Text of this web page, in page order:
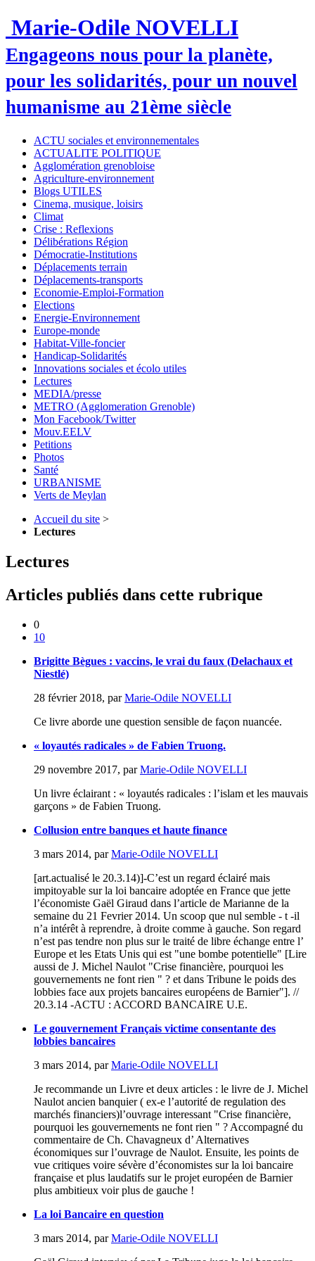
Marie-Odile NOVELLI
Engageons nous pour la planète,
pour les solidarités, pour un nouvel
humanisme au 21ème siècle
ACTU sociales et environnementales
ACTUALITE POLITIQUE
Agglomération grenobloise
Agriculture-environnement
Blogs UTILES
Cinema, musique, loisirs
Climat
Crise : Reflexions
Délibérations Région
Démocratie-Institutions
Déplacements terrain
Déplacements-transports
Economie-Emploi-Formation
Elections
Energie-Environnement
Europe-monde
Habitat-Ville-foncier
Handicap-Solidarités
Innovations sociales et écolo utiles
Lectures
MEDIA/presse
METRO (Agglomeration Grenoble)
Mon Facebook/Twitter
Mouv.EELV
Petitions
Photos
Santé
URBANISME
Verts de Meylan
Accueil du site >
Lectures
Lectures
Articles publiés dans cette rubrique
0
10
Brigitte Bègues : vaccins, le vrai du faux (Delachaux et
Niestlé)
28 février 2018, parMarie-Odile NOVELLI
Ce livre aborde une question sensible de façon nuancée.
« loyautés radicales » de Fabien Truong.
29 novembre 2017, parMarie-Odile NOVELLI
Un livre éclairant : « loyautés radicales : l’islam et les mauvais
garçons » de Fabien Truong.
Collusion entre banques et haute finance
3 mars 2014, parMarie-Odile NOVELLI
[art.actualisé le 20.3.14)]-C’est un regard éclairé mais
impitoyable sur la loi bancaire adoptée en France que jette
l’économiste Gaël Giraud dans l’article de Marianne de la
semaine du 21 Fevrier 2014. Un scoop que nul semble - t -il
n’a intérêt à reprendre, à droite comme à gauche. Son regard
n’est pas tendre non plus sur le traité de libre échange entre l’
Europe et les Etats Unis qui est "une bombe potentielle" [Lire
aussi de J. Michel Naulot "Crise financière, pourquoi les
gouvernements ne font rien " ? et dans Tribune le poids des
lobbies face aux projets bancaires européens de Barnier"]. //
20.3.14 -ACTU : ACCORD BANCAIRE U.E.
Le gouvernement Français victime consentante des
lobbies bancaires
3 mars 2014, parMarie-Odile NOVELLI
Je recommande un Livre et deux articles : le livre de J. Michel
Naulot ancien banquier ( ex-e l’autorité de regulation des
marchés financiers)l’ouvrage interessant "Crise financière,
pourquoi les gouvernements ne font rien " ? Accompagné du
commentaire de Ch. Chavagneux d’ Alternatives
économiques sur l’ouvrage de Naulot. Ensuite, les points de
vue critiques voire sévère d’économistes sur la loi bancaire
française et plus laudatifs sur le projet européen de Barnier
plus ambitieux voir plus de gauche !
La loi Bancaire en question
3 mars 2014, parMarie-Odile NOVELLI